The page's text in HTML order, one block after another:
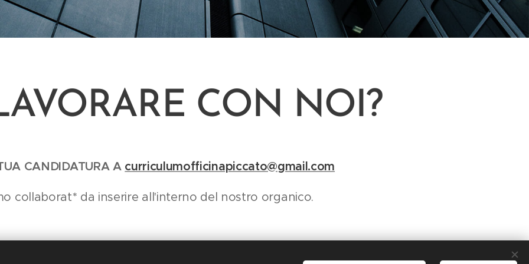
CON NOI?
CANDIDATURA A curriculumofficinapiccato@gmail.com
collaborat* da inserire all'interno del nostro organico.